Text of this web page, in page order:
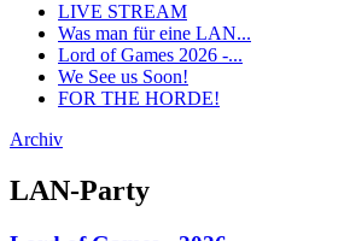
LIVE STREAM
Was man für eine LAN...
Lord of Games 2026 -...
We See us Soon!
FOR THE HORDE!
Archiv
LAN-Party